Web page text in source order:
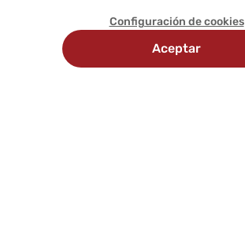
Configuración de cookies
Aceptar